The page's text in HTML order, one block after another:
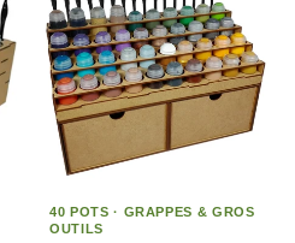
40 POTS · GRAPPES & GROS
OUTILS